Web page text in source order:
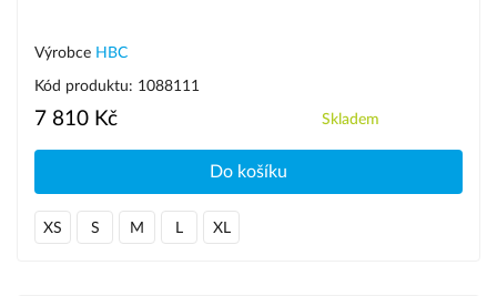
Výrobce HBC
Kód produktu: 1088111
7 810 Kč Skladem
Do košíku
XS S M L XL